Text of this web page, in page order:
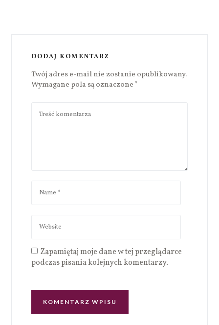
DODAJ KOMENTARZ
Twój adres e-mail nie zostanie opublikowany.
Wymagane pola są oznaczone *
Zapamiętaj moje dane w tej przeglądarce
podczas pisania kolejnych komentarzy.